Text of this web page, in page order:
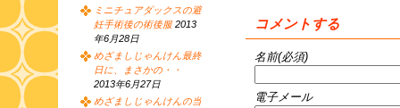
コメントする
名前(必須)
電子メール
ミニチュアダックスの避
妊手術後の術後服 2013
年6月28日
めざましじゃんけん最終
日に、まさかの・・
2013年6月27日
めざましじゃんけんの当